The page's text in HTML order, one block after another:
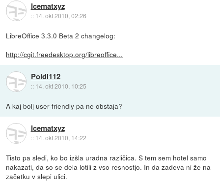
Icematxyz
:: 14. okt 2010, 02:26
LibreOffice 3.3.0 Beta 2 changelog:
http://cgit.freedesktop.org/libreoffice...
Poldi112
:: 14. okt 2010, 10:25
A kaj bolj user-friendly pa ne obstaja?
Icematxyz
:: 14. okt 2010, 14:22
Tisto pa sledi, ko bo izšla uradna različica. S tem sem hotel samo
nakazati, da so se dela lotili z vso resnostjo. In da zadeva ni že na
začetku v slepi ulici.